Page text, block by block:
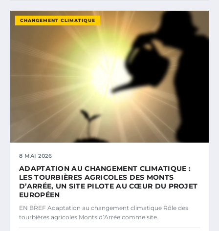
CHANGEMENT CLIMATIQUE
8 MAI 2026
ADAPTATION AU CHANGEMENT CLIMATIQUE :
LES TOURBIÈRES AGRICOLES DES MONTS
D’ARRÉE, UN SITE PILOTE AU CŒUR DU PROJET
EUROPÉEN
EN BREF Adaptation au changement climatique Rôle des
tourbières agricoles Monts d’Arrée comme site…